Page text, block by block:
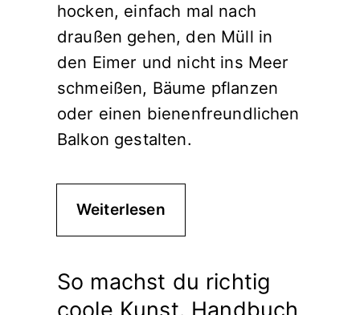
hocken, einfach mal nach
draußen gehen, den Müll in
den Eimer und nicht ins Meer
schmeißen, Bäume pflanzen
oder einen bienenfreundlichen
Balkon gestalten.
Weiterlesen
So machst du richtig